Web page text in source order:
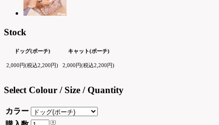
Stock
ドッグ(ポーチ) キャット(ポーチ)
2,000円(税込2,200円) 2,000円(税込2,200円)
Select Colour / Size / Quantity
カラー